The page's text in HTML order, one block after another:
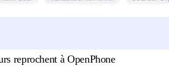
reprochent à OpenPhone